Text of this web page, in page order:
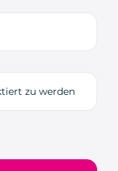
zu werden